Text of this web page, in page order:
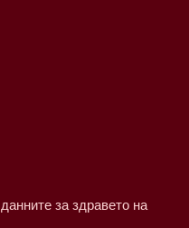
за здравето на